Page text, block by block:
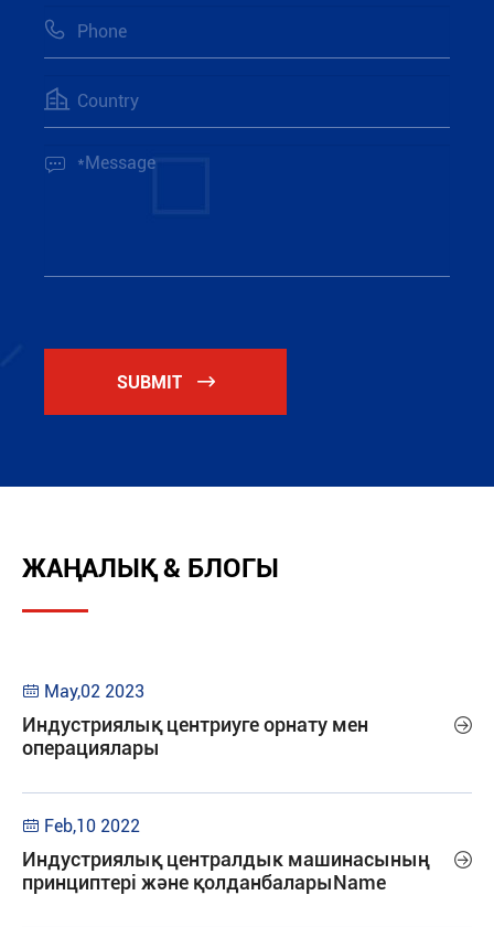



SUBMIT 
ЖАҢАЛЫҚ & БЛОГЫ
 May,02 2023
Индустриялық центриуге орнату мен
операциялары

 Feb,10 2022
Индустриялық централдык машинасының
принциптері және қолданбаларыName
